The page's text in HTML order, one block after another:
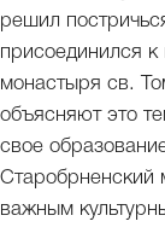
решил
присоединился к
монастыря св.
объясняют это
свое
Старобрненский
важным